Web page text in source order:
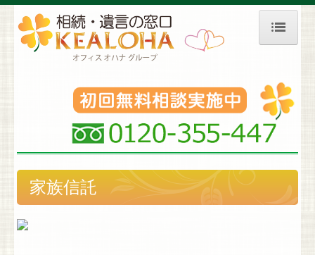
相続対策等
生前対策・贈与
⇒ 生前贈与
⇒ 相続（税）対策
家族信託